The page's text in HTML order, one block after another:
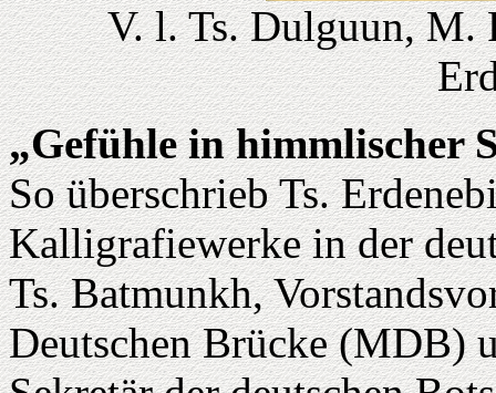
V. l. Ts. Dulguun, M.
„Gefühle in himmlischer
So überschrieb Ts.
Kalligrafiewerke in der
Ts. Batmunkh,
Deutschen Brücke (MDB)